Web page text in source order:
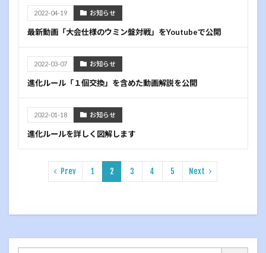
2022-04-19 お知らせ
最新動画「大会仕様のウミン盤対戦」をYoutubeで公開
2022-03-07 お知らせ
進化ルール「１個交換」を含めた動画解説を公開
2022-01-18 お知らせ
進化ルールを詳しく図解します
Prev 1 2 3 4 5 Next